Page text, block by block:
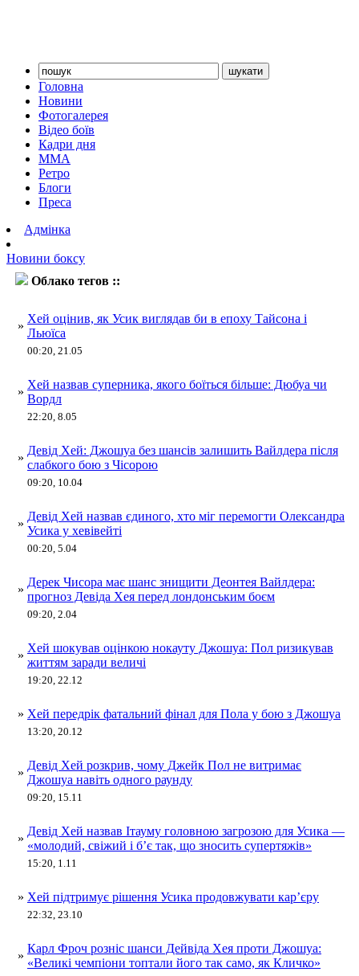
Головна
Новини
Фотогалерея
Відео боїв
Кадри дня
ММА
Ретро
Блоги
Преса
Адмінка
Новини боксу
Облако тегов ::
»
Хей оцінив, як Усик виглядав би в епоху Тайсона і
Льюїса
00:20, 21.05
»
Хей назвав суперника, якого боїться більше: Дюбуа чи
Вордл
22:20, 8.05
»
Девід Хей: Джошуа без шансів залишить Вайлдера після
слабкого бою з Чісорою
09:20, 10.04
»
Девід Хей назвав єдиного, хто міг перемогти Олександра
Усика у хевівейті
00:20, 5.04
»
Дерек Чисора має шанс знищити Деонтея Вайлдера:
прогноз Девіда Хея перед лондонським боєм
09:20, 2.04
»
Хей шокував оцінкою нокауту Джошуа: Пол ризикував
життям заради величі
19:20, 22.12
» Хей передрік фатальний фінал для Пола у бою з Джошуа
13:20, 20.12
»
Девід Хей розкрив, чому Джейк Пол не витримає
Джошуа навіть одного раунду
09:20, 15.11
»
Девід Хей назвав Ітауму головною загрозою для Усика —
«молодий, свіжий і б’є так, що зносить супертяжів»
15:20, 1.11
» Хей підтримує рішення Усика продовжувати кар’єру
22:32, 23.10
»
Карл Фроч розніс шанси Дейвіда Хея проти Джошуа:
«Великі чемпіони топтали його так само, як Кличко»